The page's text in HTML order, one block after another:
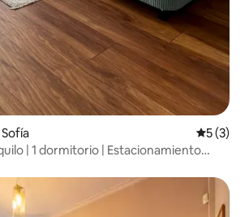
5 (3)
| 1 dormitorio | Estacionamiento